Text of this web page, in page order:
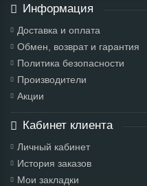
Информация
Доставка и оплата
Обмен, возврат и гарантия
Политика безопасности
Производители
Акции
Кабинет клиента
Личный кабинет
История заказов
Мои закладки